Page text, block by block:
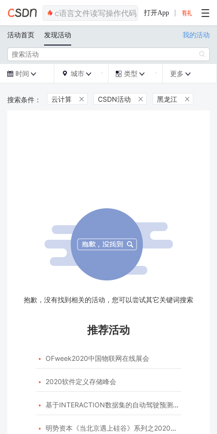
打开App
活动首页 发现活动 我的活动

 时间   城市   类型  更多 
云计算  CSDN活动  黑龙江 
抱歉，没有找到相关的活动，您可以尝试其它关键词搜索
推荐活动
 OFweek2020中国物联网在线展会
 2020软件定义存储峰会
 基于INTERACTION数据集的自动驾驶预测模型挑战赛
 明势资本《当北京遇上硅谷》系列之2020年度开源峰会